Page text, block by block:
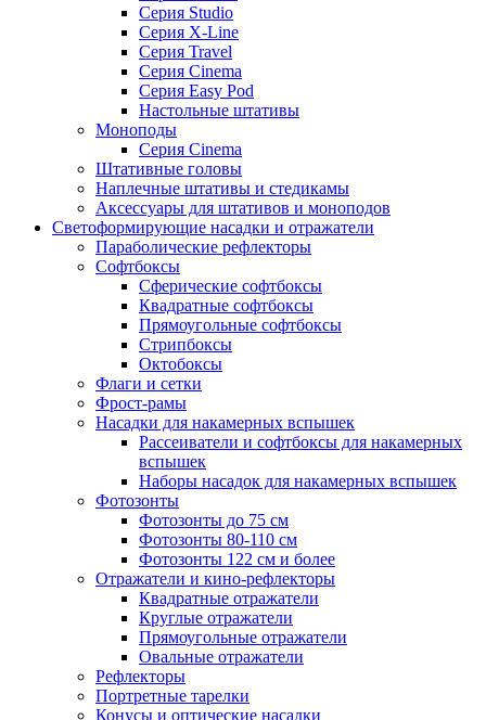
Серия Studio
Серия X-Line
Серия Travel
Серия Cinema
Серия Easy Pod
Настольные штативы
Моноподы
Серия Cinema
Штативные головы
Наплечные штативы и стедикамы
Аксессуары для штативов и моноподов
Светоформирующие насадки и отражатели
Параболические рефлекторы
Софтбоксы
Сферические софтбоксы
Квадратные софтбоксы
Прямоугольные софтбоксы
Стрипбоксы
Октобоксы
Флаги и сетки
Фрост-рамы
Насадки для накамерных вспышек
Рассеиватели и софтбоксы для накамерных
вспышек
Наборы насадок для накамерных вспышек
Фотозонты
Фотозонты до 75 см
Фотозонты 80-110 см
Фотозонты 122 см и более
Отражатели и кино-рефлекторы
Квадратные отражатели
Круглые отражатели
Прямоугольные отражатели
Овальные отражатели
Рефлекторы
Портретные тарелки
Конусы и оптические насадки